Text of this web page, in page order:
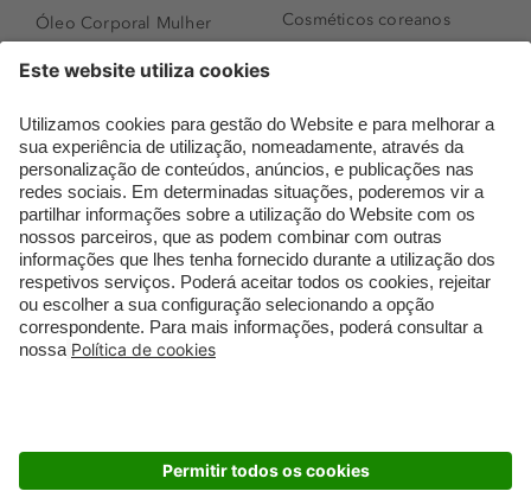
Óleo Corporal Mulher
Sérum de Rosto
Body mist & Spray
corporal
Produtos para Cabelo
Homem
Espuma de Limpeza
Facial
Dermocosmética
Cosméticos coreanos
Perfumes árabes
Novidades
Melhores Perfumes
Femininos
TOP 10: Perfumes
Masculinos
Pestanas Postiças
Creme Rosto Homem
Embalagens Sustentáveis